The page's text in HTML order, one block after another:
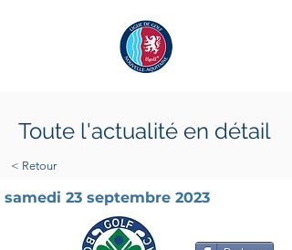
Toute l'actualité en détail
< Retour
samedi 23 septembre 2023